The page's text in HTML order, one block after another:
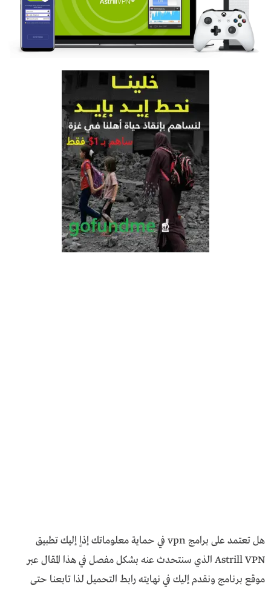
هل تعتمد على برامج vpn في حماية معلوماتك إذاٍ إليك تطبيق
Astrill VPN الذي سنتحدث عنه بشكل مفصل في هذا المقال عبر
موقع برنامج ونقدم إليك في نهايته رابط التحميل لذا تابعنا حتى